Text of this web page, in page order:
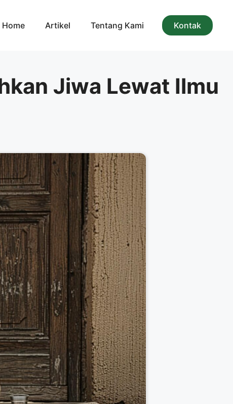
Home Artikel Tentang Kami Kontak
Jiwa Lewat Ilmu